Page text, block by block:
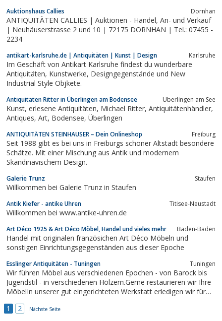
Auktionshaus Callies Dornhan
ANTIQUITÄTEN CALLIES | Auktionen - Handel, An- und Verkauf
| Neuhäuserstrasse 2 und 10 | 72175 DORNHAN | Tel.: 07455 -
2234
antikart-karlsruhe.de | Antiquitäten | Kunst | Design Karlsruhe
Im Geschäft von Antikart Karlsruhe findest du wunderbare
Antiquitäten, Kunstwerke, Designgegenstände und New
Industrial Style Objkete.
Antiquitäten Ritter in Überlingen am Bodensee Überlingen am See
Kunst, erlesene Antiquitäten, Michael Ritter, Antiquitätenhändler,
Antiques, Art, Bodensee, Überlingen
ANTIQUITÄTEN STEINHAUSER – Dein Onlineshop Freiburg
Seit 1988 gibt es bei uns in Freiburgs schöner Altstadt besondere
Schätze. Mit einer Mischung aus Antik und modernem
Skandinavischem Design.
Galerie Trunz Staufen
Willkommen bei Galerie Trunz in Staufen
Antik Kiefer - antike Uhren Titisee-Neustadt
Willkommen bei www.antike-uhren.de
Art Déco 1925 & Art Déco Möbel, Handel und vieles mehr Baden-Baden
Handel mit originalen französichen Art Déco Möbeln und
sonstigen Einrichtungsgegenständen aus dieser Epoche
Esslinger Antiquitäten - Tuningen Tuningen
Wir führen Möbel aus verschiedenen Epochen - von Barock bis
Jugendstil - in verschiedenen Hölzern.Gerne restaurieren wir Ihre
MöbelIn unserer gut eingerichteten Werkstatt erledigen wir für
hochwertige Möbel sind bei uns in den besten Händen !
1 2 Nächste Seite